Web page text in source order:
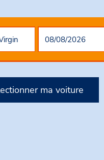
ma voiture